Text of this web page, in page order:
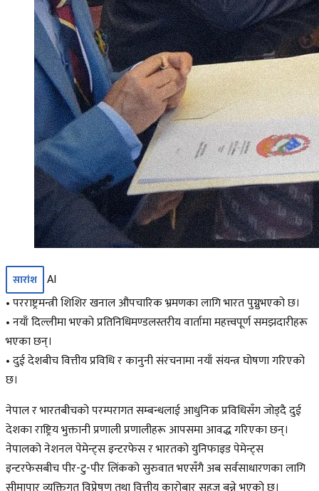
सारांश
AI
• परराष्ट्रमन्त्री शिशिर खनाल औपचारिक भ्रमणका लागि भारत पुग्नुभएको छ।
• नयाँ दिल्लीमा भएको प्रतिनिधिमण्डलस्तरीय वार्तामा महत्त्वपूर्ण समझदारीहरू
भएका छन्।
• दुई देशबीच वित्तीय प्रविधि र कानुनी संरचनामा नयाँ संयन्त्र घोषणा गरिएको
छ।
नेपाल र भारतबीचको परम्परागत सम्बन्धलाई आधुनिक प्रविधिसँग जोड्दै दुई
देशका राष्ट्रिय भुक्तानी प्रणाली प्रणालीहरू आपसमा आवद्ध गरिएका छन्।
नेपालको नेशनल पेमेन्ट्स इन्टरफेस र भारतको युनिफाइड पेमेन्ट्स
इन्टरफेसबीच पीर-टु-पीर लिंकको सुरुवात भएसँगै अब सर्वसाधारणका लागि